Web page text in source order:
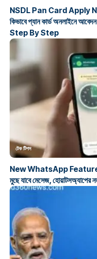
NSDL Pan Card Apply
কিভাবে প্যান কার্ড অনলাইনে
Step By Step
টেক টিপস
New WhatsApp Feature:
মুছে যাবে মেসেজ, হোয়াটসঅ্যাপের